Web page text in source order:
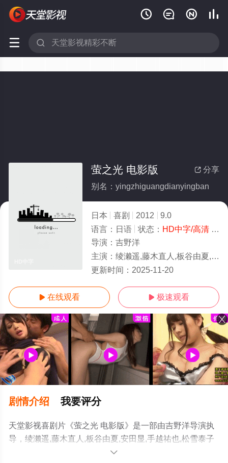
   
 
 分享
萤之光 电影版
别名：yingzhiguangdianyingban
日本 喜剧 2012
9.0
语言： 日语 状态： HD中字/高清- 免费在线观看
导演： 吉野洋
主演： 绫濑遥,藤木直人,板谷由夏,安田显,手越祐也,松雪泰子
更新时间： 2025-11-20
 在线观看  极速观看
剧情介绍 我要评分
天堂影视喜剧片《萤之光 电影版》是一部由吉野洋导演执
导，绫濑遥,藤木直人,板谷由夏,安田显,手越祐也,松雪泰子
等演员精彩演绎的日本电影，手机免费观看高清未删减完
